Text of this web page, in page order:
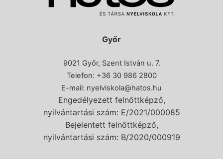
Győr
9021 Győr, Szent István u. 7.
Telefon: +36 30 986 2800
E-mail: nyelviskola@hatos.hu
Engedélyezett felnőttképző,
nyilvántartási szám: E/2021/000085
Bejelentett felnőttképző,
nyilvántartási szám: B/2020/000919